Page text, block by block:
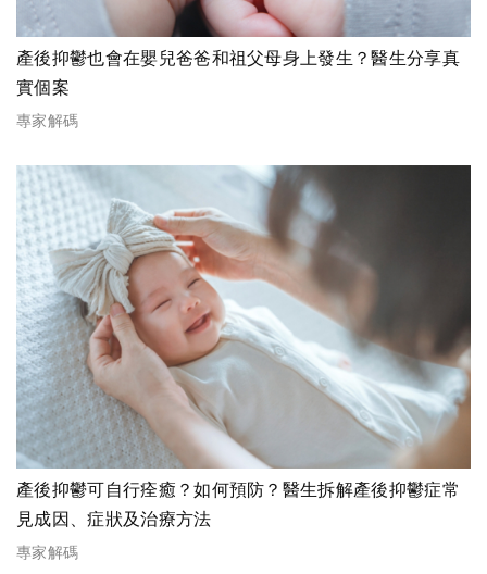
產後抑鬱也會在嬰兒爸爸和祖父母身上發生？醫生分享真
實個案
專家解碼
產後抑鬱可自行痊癒？如何預防？醫生拆解產後抑鬱症常
見成因、症狀及治療方法
專家解碼